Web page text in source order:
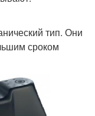
тип. Они
сроком